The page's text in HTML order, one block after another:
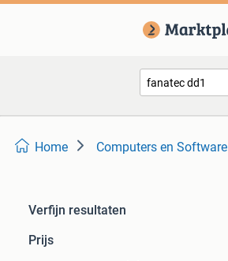
Home Computers en Software
Verfijn resultaten
Prijs